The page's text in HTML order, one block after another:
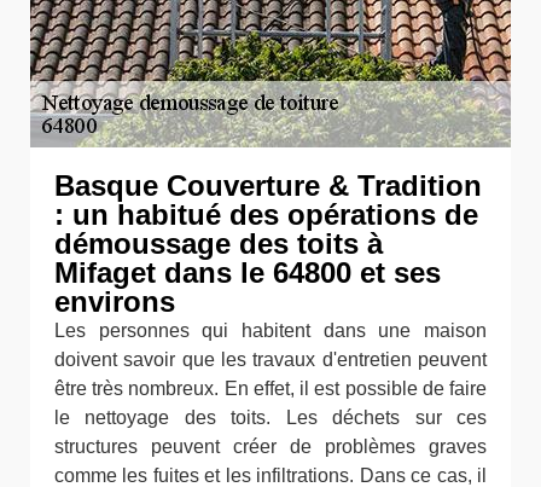
Basque Couverture & Tradition
: un habitué des opérations de
démoussage des toits à
Mifaget dans le 64800 et ses
environs
Les personnes qui habitent dans une maison
doivent savoir que les travaux d'entretien peuvent
être très nombreux. En effet, il est possible de faire
le nettoyage des toits. Les déchets sur ces
structures peuvent créer de problèmes graves
comme les fuites et les infiltrations. Dans ce cas, il